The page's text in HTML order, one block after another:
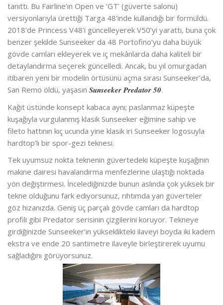
tanıttı. Bu Fairline’ın Open ve ‘GT’ (güverte salonu)
versiyonlarıyla ürettiği Targa 48’inde kullandığı bir formüldü.
2018’de Princess V48’i güncelleyerek V50’yi yarattı, buna çok
benzer şekilde Sunseeker da 48 Portofino’yu daha büyük
gövde camları ekleyerek ve iç mekânlarda daha kaliteli bir
detaylandırma seçerek güncelledi. Ancak, bu yıl omurgadan
itibaren yeni bir modelin örtüsünü açma sırası Sunseeker’da,
San Remo öldü, yaşasın Sunseeker Predator 50.
Kağıt üstünde konsept kabaca aynı; paslanmaz küpeşte
kuşağıyla vurgulanmış klasik Sunseeker eğimine sahip ve
fileto hattının kıç ucunda yine klasik iri Sunseeker logosuyla
hardtop’lı bir spor-gezi teknesi.
Tek uyumsuz nokta teknenin güvertedeki küpeşte kuşağının
makine dairesi havalandırma menfezlerine ulaştığı noktada
yön değiştirmesi. İncelediğinizde bunun aslında çok yüksek bir
tekne olduğunu fark ediyorsunuz, rıhtımda yan güverteler
göz hizanızda. Geniş üç parçalı gövde camları da hardtop
profili gibi Predator serisinin çizgilerini koruyor. Tekneye
girdiğinizde Sunseeker’ın yükseklikteki ilaveyi boyda iki kadem
ekstra ve ende 20 santimetre ilaveyle birleştirerek uyumu
sağladığını görüyorsunuz.